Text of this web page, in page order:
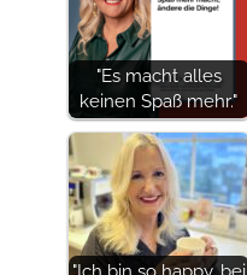
"Es macht alles
keinen Spaß mehr."